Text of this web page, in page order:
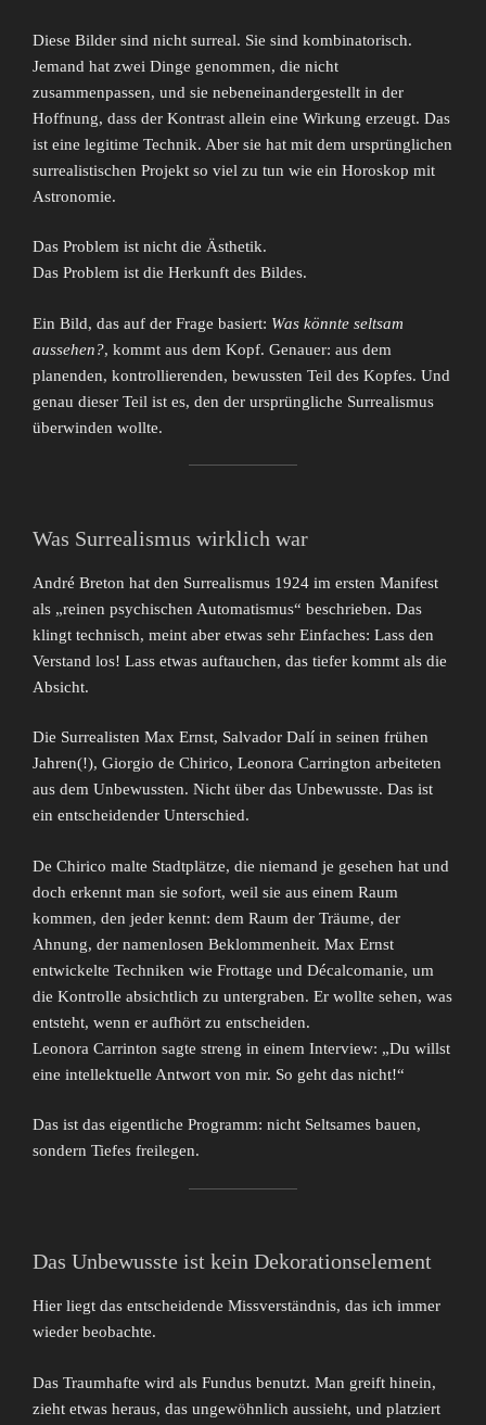
Diese Bilder sind nicht surreal. Sie sind kombinatorisch.
Jemand hat zwei Dinge genommen, die nicht
zusammenpassen, und sie nebeneinandergestellt in der
Hoffnung, dass der Kontrast allein eine Wirkung erzeugt. Das
ist eine legitime Technik. Aber sie hat mit dem ursprünglichen
surrealistischen Projekt so viel zu tun wie ein Horoskop mit
Astronomie.
Das Problem ist nicht die Ästhetik.
Das Problem ist die Herkunft des Bildes.
Ein Bild, das auf der Frage basiert: Was könnte seltsam
aussehen?, kommt aus dem Kopf. Genauer: aus dem
planenden, kontrollierenden, bewussten Teil des Kopfes. Und
genau dieser Teil ist es, den der ursprüngliche Surrealismus
überwinden wollte.
Was Surrealismus wirklich war
André Breton hat den Surrealismus 1924 im ersten Manifest
als „reinen psychischen Automatismus“ beschrieben. Das
klingt technisch, meint aber etwas sehr Einfaches: Lass den
Verstand los! Lass etwas auftauchen, das tiefer kommt als die
Absicht.
Die Surrealisten Max Ernst, Salvador Dalí in seinen frühen
Jahren(!), Giorgio de Chirico, Leonora Carrington arbeiteten
aus dem Unbewussten. Nicht über das Unbewusste. Das ist
ein entscheidender Unterschied.
De Chirico malte Stadtplätze, die niemand je gesehen hat und
doch erkennt man sie sofort, weil sie aus einem Raum
kommen, den jeder kennt: dem Raum der Träume, der
Ahnung, der namenlosen Beklommenheit. Max Ernst
entwickelte Techniken wie Frottage und Décalcomanie, um
die Kontrolle absichtlich zu untergraben. Er wollte sehen, was
entsteht, wenn er aufhört zu entscheiden.
Leonora Carrinton sagte streng in einem Interview: „Du willst
eine intellektuelle Antwort von mir. So geht das nicht!“
Das ist das eigentliche Programm: nicht Seltsames bauen,
sondern Tiefes freilegen.
Das Unbewusste ist kein Dekorationselement
Hier liegt das entscheidende Missverständnis, das ich immer
wieder beobachte.
Das Traumhafte wird als Fundus benutzt. Man greift hinein,
zieht etwas heraus, das ungewöhnlich aussieht, und platziert